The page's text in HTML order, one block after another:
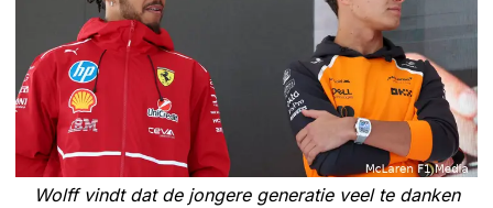
Wolff vindt dat de jongere generatie veel te danken